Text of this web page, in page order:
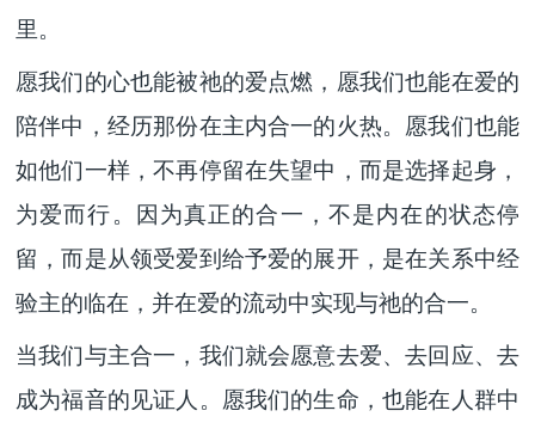
里。
愿我们的心也能被祂的爱点燃，愿我们也能在爱的
陪伴中，经历那份在主内合一的火热。愿我们也能
如他们一样，不再停留在失望中，而是选择起身，
为爱而行。因为真正的合一，不是内在的状态停
留，而是从领受爱到给予爱的展开，是在关系中经
验主的临在，并在爱的流动中实现与祂的合一。
当我们与主合一，我们就会愿意去爱、去回应、去
成为福音的见证人。愿我们的生命，也能在人群中